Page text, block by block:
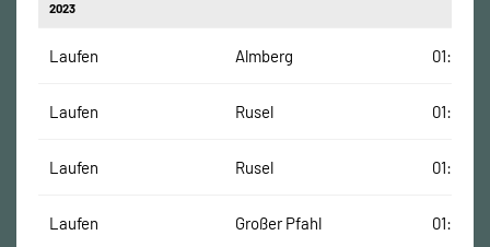
2023
Laufen Almberg
Laufen Rusel
Laufen Rusel
Laufen Großer Pfahl